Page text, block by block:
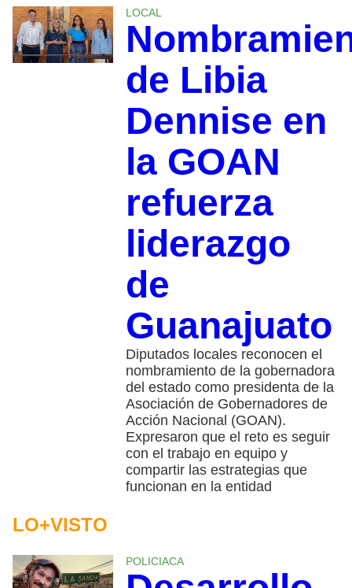
LOCAL
de Libia
Dennise en
la GOAN
refuerza
liderazgo
de
Guanajuato
Diputados locales reconocen el
nombramiento de la gobernadora
del estado como presidenta de la
Asociación de Gobernadores de
Acción Nacional (GOAN).
Expresaron que el reto es seguir
con el trabajo en equipo y
compartir las estrategias que
funcionan en la entidad
LO+VISTO
POLICIACA